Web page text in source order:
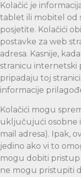
Kolačić je
tablet ili mobitel od
posjetite. Kolačići
postavke za web
adresa. Kasnije,
stranicu internetski
pripadaju toj
informacije
Kolačići mogu
uključujući osobne
mail adresa). Ipak,
jedino ako vi to
mogu dobiti pristup
ne mogu pristupiti